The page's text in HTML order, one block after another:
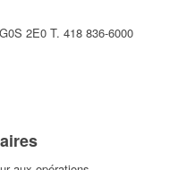
G0S 2E0 T. 418 836-6000